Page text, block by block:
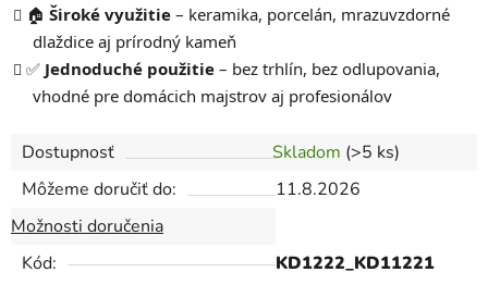
🏠 Široké využitie – keramika, porcelán, mrazuvzdorné
dlaždice aj prírodný kameň
✅ Jednoduché použitie – bez trhlín, bez odlupovania,
vhodné pre domácich majstrov aj profesionálov
Dostupnosť Skladom (>5 ks)
Môžeme doručiť do:
11.8.2026
Možnosti doručenia
Kód:
KD1222_KD11221